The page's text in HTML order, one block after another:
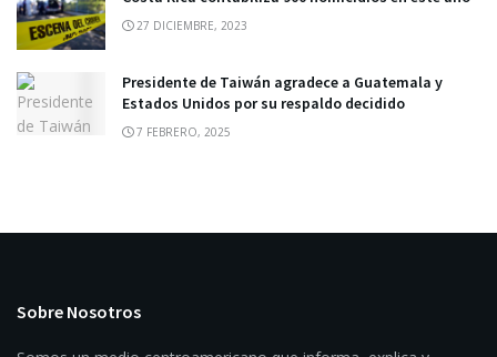
27 DICIEMBRE, 2023
Presidente de Taiwán agradece a Guatemala y
Estados Unidos por su respaldo decidido
7 FEBRERO, 2025
Sobre Nosotros